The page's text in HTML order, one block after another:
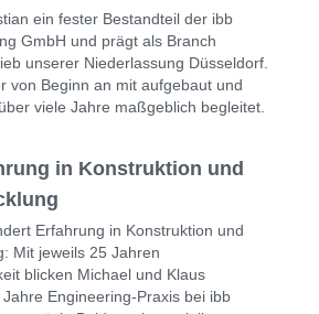
ein fester Bestandteil der ibb
GmbH und prägt als Branch
unserer Niederlassung Düsseldorf.
von Beginn an mit aufgebaut und
viele Jahre maßgeblich begleitet.
in Konstruktion und
Erfahrung in Konstruktion und
Mit jeweils 25 Jahren
blicken Michael und Klaus
Engineering-Praxis bei ibb